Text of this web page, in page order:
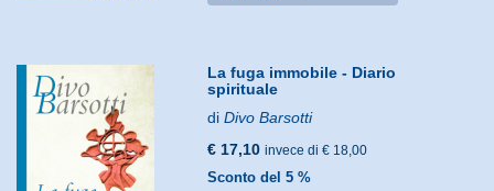
La fuga immobile - Diario
spirituale
diDivo Barsotti
€ 17,10 invece di € 18,00
Sconto del 5 %